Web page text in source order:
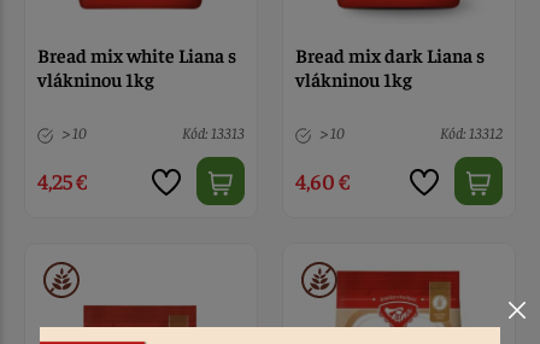
Bread mix white Liana s
vlákninou 1kg
> 10 Kód: 13313
4,25 €
Bread mix dark Liana s
vlákninou 1kg
> 10 Kód: 13312
4,60 €